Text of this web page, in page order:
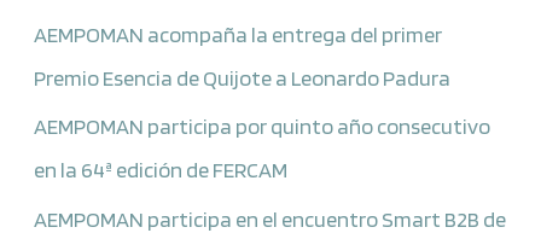
AEMPOMAN acompaña la entrega del primer
Premio Esencia de Quijote a Leonardo Padura
AEMPOMAN participa por quinto año consecutivo
en la 64ª edición de FERCAM
AEMPOMAN participa en el encuentro Smart B2B de